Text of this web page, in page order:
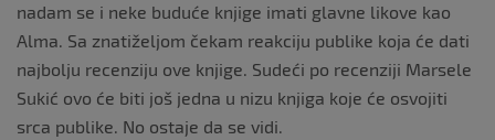
nadam se i neke buduće knjige imati glavne likove kao
Alma. Sa znatiželjom čekam reakciju publike koja će dati
najbolju recenziju ove knjige. Sudeći po recenziji Marsele
Sukić ovo će biti još jedna u nizu knjiga koje će osvojiti
srca publike. No ostaje da se vidi.